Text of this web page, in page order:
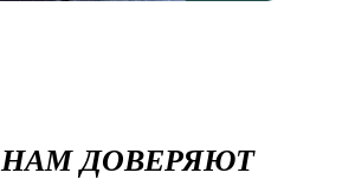
НАМ ДОВЕРЯЮТ